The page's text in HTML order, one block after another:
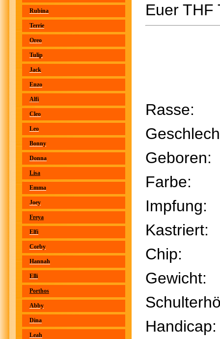
Rubina
Terrie
Oreo
Tulip
Jack
Enzo
Alfi
Cleo
Leo
Bonny
Donna
Lisa
Emma
Joey
Freya
Elfi
Corby
Hannah
Elli
Porthos
Abby
Dina
Leah
Euer THF